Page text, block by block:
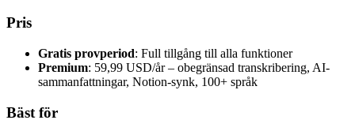
Pris
Gratis provperiod: Full tillgång till alla funktioner
Premium: 59,99 USD/år – obegränsad transkribering, AI-
sammanfattningar, Notion-synk, 100+ språk
Bäst för